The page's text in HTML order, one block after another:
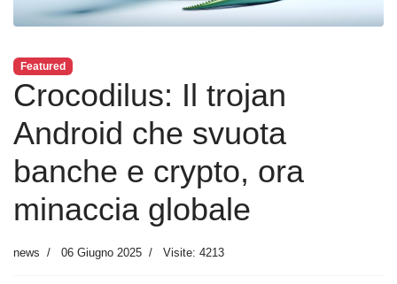
Featured
Crocodilus: Il trojan
Android che svuota
banche e crypto, ora
minaccia globale
news 06 Giugno 2025 Visite: 4213